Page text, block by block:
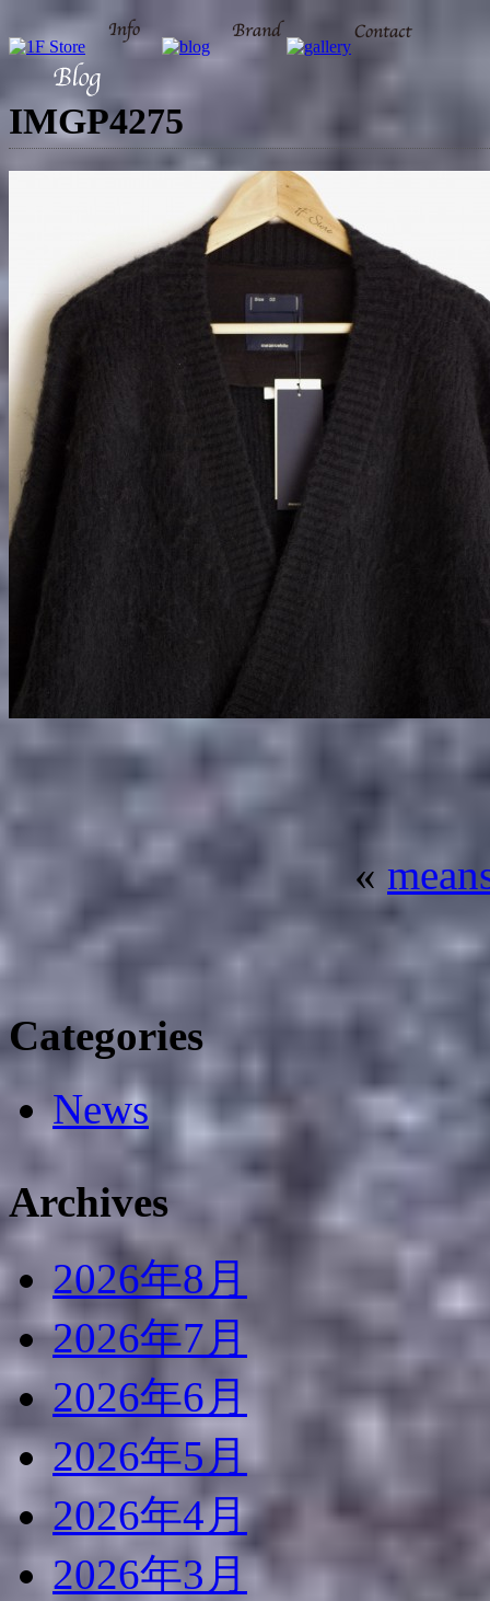
IMGP4275
«
Categories
News
Archives
2026年8月
2026年7月
2026年6月
2026年5月
2026年4月
2026年3月